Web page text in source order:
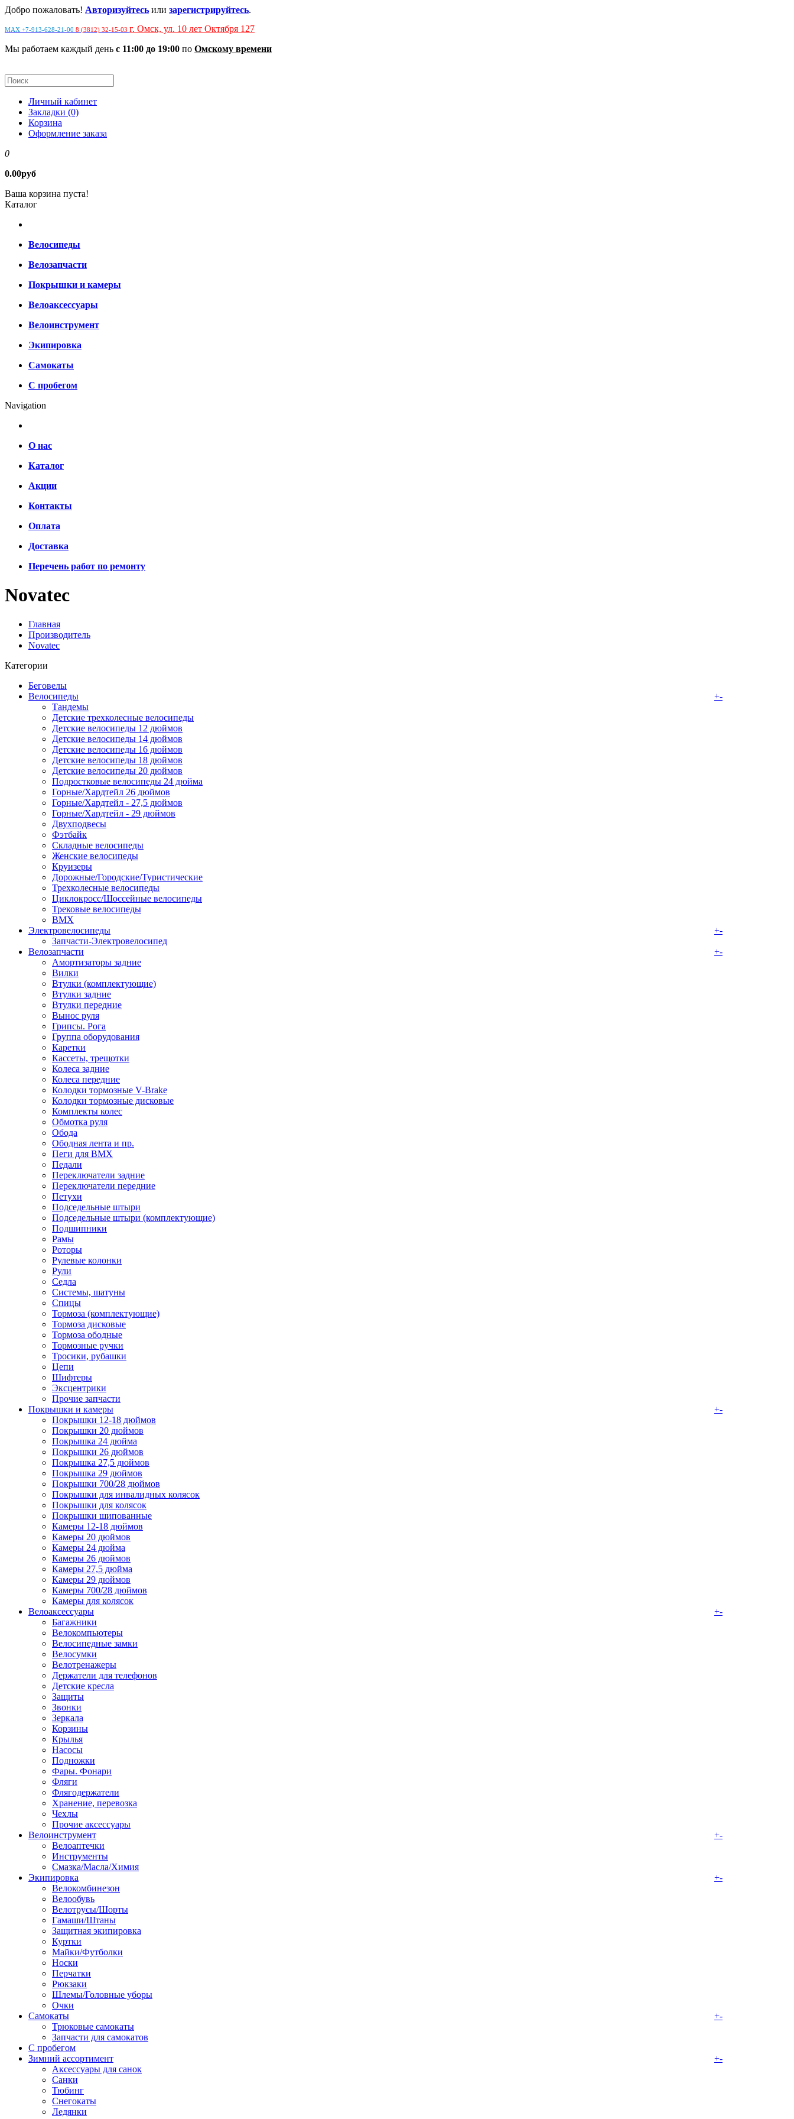
Добро пожаловать! Авторизуйтесь или зарегистрируйтесь.
MAX +7-913-628-21-00 8 (3812) 32-15-03 г. Омск, ул. 10 лет Октября 127
Мы работаем каждый день с 11:00 до 19:00 по Омскому времени
Личный кабинет
Закладки (0)
Корзина
Оформление заказа
0
0.00руб
Ваша корзина пуста!
Каталог
Велосипеды
Велозапчасти
Покрышки и камеры
Велоаксессуары
Велоинструмент
Экипировка
Самокаты
С пробегом
Navigation
О нас
Каталог
Акции
Контакты
Оплата
Доставка
Перечень работ по ремонту
Novatec
Главная
Производитель
Novatec
Категории
Беговелы
Велосипеды
+-
Тандемы
Детские трехколесные велосипеды
Детские велосипеды 12 дюймов
Детские велосипеды 14 дюймов
Детские велосипеды 16 дюймов
Детские велосипеды 18 дюймов
Детские велосипеды 20 дюймов
Подростковые велосипеды 24 дюйма
Горные/Хардтейл 26 дюймов
Горные/Хардтейл - 27,5 дюймов
Горные/Хардтейл - 29 дюймов
Двухподвесы
Фэтбайк
Складные велосипеды
Женские велосипеды
Круизеры
Дорожные/Городские/Туристические
Трехколесные велосипеды
Циклокросс/Шоссейные велосипеды
Трековые велосипеды
BMX
Электровелосипеды
+-
Запчасти-Электровелосипед
Велозапчасти
+-
Амортизаторы задние
Вилки
Втулки (комплектующие)
Втулки задние
Втулки передние
Вынос руля
Грипсы. Рога
Группа оборудования
Каретки
Кассеты, трещотки
Колеса задние
Колеса передние
Колодки тормозные V-Brake
Колодки тормозные дисковые
Комплекты колес
Обмотка руля
Обода
Ободная лента и пр.
Пеги для BMX
Педали
Переключатели задние
Переключатели передние
Петухи
Подседельные штыри
Подседельные штыри (комплектующие)
Подшипники
Рамы
Роторы
Рулевые колонки
Рули
Седла
Системы, шатуны
Спицы
Тормоза (комплектующие)
Тормоза дисковые
Тормоза ободные
Тормозные ручки
Тросики, рубашки
Цепи
Шифтеры
Эксцентрики
Прочие запчасти
Покрышки и камеры
+-
Покрышки 12-18 дюймов
Покрышки 20 дюймов
Покрышка 24 дюйма
Покрышки 26 дюймов
Покрышка 27,5 дюймов
Покрышка 29 дюймов
Покрышки 700/28 дюймов
Покрышки для инвалидных колясок
Покрышки для колясок
Покрышки шипованные
Камеры 12-18 дюймов
Камеры 20 дюймов
Камеры 24 дюйма
Камеры 26 дюймов
Камеры 27,5 дюйма
Камеры 29 дюймов
Камеры 700/28 дюймов
Камеры для колясок
Велоаксессуары
+-
Багажники
Велокомпьютеры
Велосипедные замки
Велосумки
Велотренажеры
Держатели для телефонов
Детские кресла
Защиты
Звонки
Зеркала
Корзины
Крылья
Насосы
Подножки
Фары. Фонари
Фляги
Флягодержатели
Хранение, перевозка
Чехлы
Прочие аксессуары
Велоинструмент
+-
Велоаптечки
Инструменты
Смазка/Масла/Химия
Экипировка
+-
Велокомбинезон
Велообувь
Велотрусы/Шорты
Гамаши/Штаны
Защитная экипировка
Куртки
Майки/Футболки
Носки
Перчатки
Рюкзаки
Шлемы/Головные уборы
Очки
Самокаты
+-
Трюковые самокаты
Запчасти для самокатов
С пробегом
Зимний ассортимент
+-
Аксессуары для санок
Санки
Тюбинг
Снегокаты
Ледянки